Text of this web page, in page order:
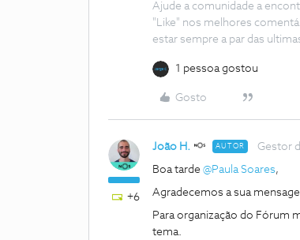
Ajude a comunidade a
"Like" nos melhores
estar sempre a par das
1 pessoa gostou
Gosto
+6
João H. AUTOR Gestor
Boa tarde @Paula Soares,
Agradecemos a sua
Para organização do Fórum
tema.